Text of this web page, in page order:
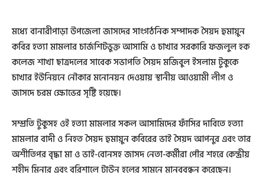
মধ্যে বানারীপাড়া উপজেলা জাসদের সাংগঠনিক সম্পাদক সৈয়দ হুমায়ুন
কবির হত্যা মামলার চার্জশিটভুক্ত আসামি ও চাখার সরকারি ফজলুল হক
কলেজ শাখা ছাত্রদলের সাবেক সভাপতি সৈয়দ মজিবুল ইসলাম টুকুকে
চাখার ইউনিয়নে নৌকার মনোনয়ন দেওয়ায় স্থানীয় আওয়ামী লীগ ও
জাসদে চরম ক্ষোভের সৃষ্টি হয়েছে।
সম্প্রতি টুকুসহ ওই হত্যা মামলার সকল আসামিদের ফাঁসির দাবিতে হত্যা
মামলার বাদী ও নিহত সৈয়দ হুমায়ুন কবিরের ভাই সৈয়দ আপনুর এবং তার
অশীতিপর বৃদ্ধা মা ও ভাই-বোনসহ জাসদ নেতা-কর্মীরা পৌর শহরে কেন্দ্রীয়
শহীদ মিনার এবং বরিশালে টাউন হলের সামনে মানববন্ধন করেছেন।